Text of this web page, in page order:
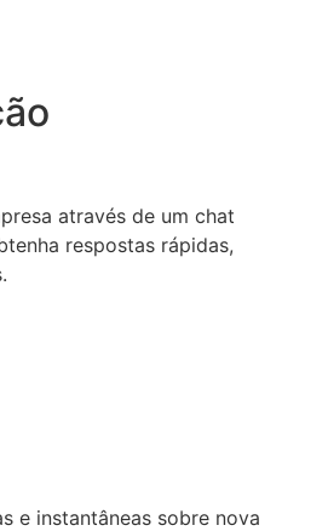
através de um chat
respostas rápidas,
e instantâneas sobre nova